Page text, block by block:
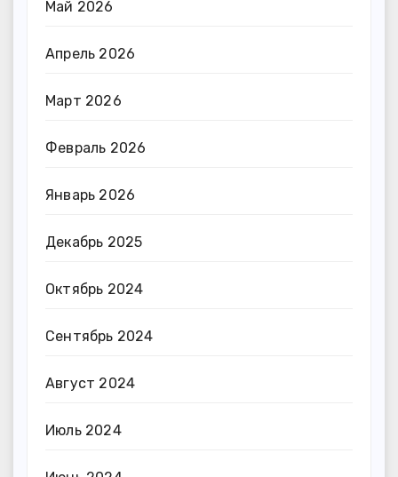
Май 2026
Апрель 2026
Март 2026
Февраль 2026
Январь 2026
Декабрь 2025
Октябрь 2024
Сентябрь 2024
Август 2024
Июль 2024